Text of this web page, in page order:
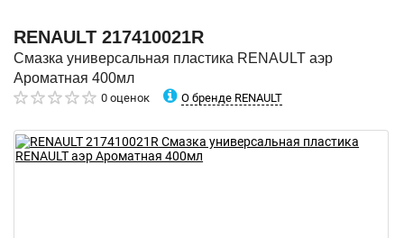
RENAULT 217410021R
Смазка универсальная пластика RENAULT аэр
Ароматная 400мл
0 оценок О бренде RENAULT